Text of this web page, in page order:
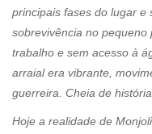
principais fases do lugar e
sobrevivência no
trabalho e sem acesso à
arraial era vibrante,
guerreira. Cheia de
Hoje a realidade de